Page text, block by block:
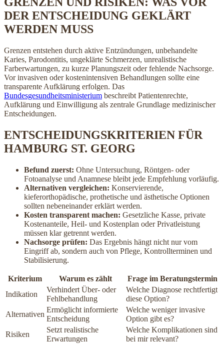
DER ENTSCHEIDUNG GEKLÄRT
WERDEN MUSS
Grenzen entstehen durch aktive Entzündungen, unbehandelte
Karies, Parodontitis, ungeklärte Schmerzen, unrealistische
Farberwartungen, zu kurze Planungszeit oder fehlende Nachsorge.
Vor invasiven oder kostenintensiven Behandlungen sollte eine
transparente Aufklärung erfolgen. Das
Bundesgesundheitsministerium beschreibt Patientenrechte,
Aufklärung und Einwilligung als zentrale Grundlage medizinischer
Entscheidungen.
ENTSCHEIDUNGSKRITERIEN FÜR
HAMBURG ST. GEORG
Befund zuerst: Ohne Untersuchung, Röntgen- oder
Fotoanalyse und Anamnese bleibt jede Empfehlung vorläufig.
Alternativen vergleichen: Konservierende,
kieferorthopädische, prothetische und ästhetische Optionen
sollten nebeneinander erklärt werden.
Kosten transparent machen: Gesetzliche Kasse, private
Kostenanteile, Heil- und Kostenplan oder Privatleistung
müssen klar getrennt werden.
Nachsorge prüfen: Das Ergebnis hängt nicht nur vom
Eingriff ab, sondern auch von Pflege, Kontrollterminen und
Stabilisierung.
Kriterium Warum es zählt
Frage im Beratungstermin
Indikation
Verhindert Über- oder
Fehlbehandlung
Welche Diagnose rechtfertigt
diese Option?
Alternativen
Ermöglicht informierte
Entscheidung
Welche weniger invasive
Option gibt es?
Risiken
Setzt realistische
Erwartungen
Welche Komplikationen sind
bei mir relevant?